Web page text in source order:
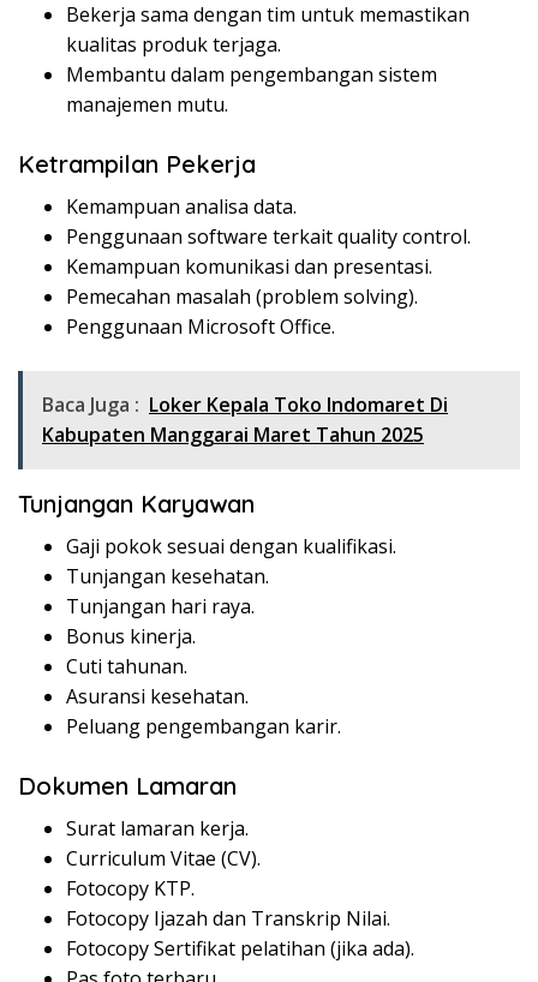
Bekerja sama dengan tim untuk memastikan
kualitas produk terjaga.
Membantu dalam pengembangan sistem
manajemen mutu.
Ketrampilan Pekerja
Kemampuan analisa data.
Penggunaan software terkait quality control.
Kemampuan komunikasi dan presentasi.
Pemecahan masalah (problem solving).
Penggunaan Microsoft Office.
Baca Juga : Loker Kepala Toko Indomaret Di
Kabupaten Manggarai Maret Tahun 2025
Tunjangan Karyawan
Gaji pokok sesuai dengan kualifikasi.
Tunjangan kesehatan.
Tunjangan hari raya.
Bonus kinerja.
Cuti tahunan.
Asuransi kesehatan.
Peluang pengembangan karir.
Dokumen Lamaran
Surat lamaran kerja.
Curriculum Vitae (CV).
Fotocopy KTP.
Fotocopy Ijazah dan Transkrip Nilai.
Fotocopy Sertifikat pelatihan (jika ada).